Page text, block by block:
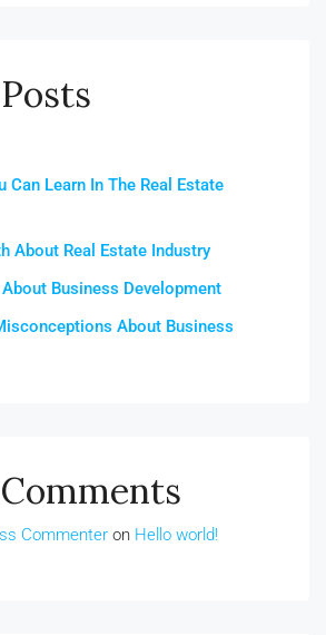
Can Learn In The Real Estate
About Real Estate Industry
Business Development
About Business
Commenter on Hello world!